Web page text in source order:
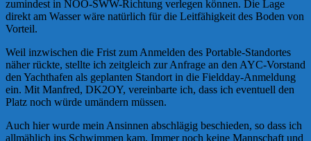
zumindest in NOO-SWW-Richtung verlegen können. Die Lage
direkt am Wasser wäre natürlich für die Leitfähigkeit des Boden von
Vorteil.
Weil inzwischen die Frist zum Anmelden des Portable-Standortes
näher rückte, stellte ich zeitgleich zur Anfrage an den AYC-Vorstand
den Yachthafen als geplanten Standort in die Fieldday-Anmeldung
ein. Mit Manfred, DK2OY, vereinbarte ich, dass ich eventuell den
Platz noch würde umändern müssen.
Auch hier wurde mein Ansinnen abschlägig beschieden, so dass ich
allmählich ins Schwimmen kam. Immer noch keine Mannschaft und